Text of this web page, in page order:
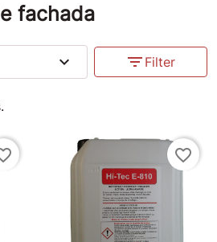
fachada
expand_more filter_list Filter
favorite_border